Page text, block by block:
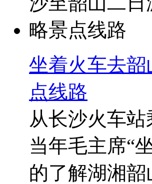
坐着火车去
点线路
从长沙火车
当年毛主席“
的了解湖湘